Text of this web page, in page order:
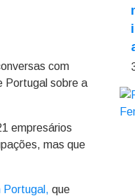
com
Portugal sobre a
empresários
mas que
Portugal, que